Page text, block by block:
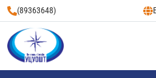
(89363648)